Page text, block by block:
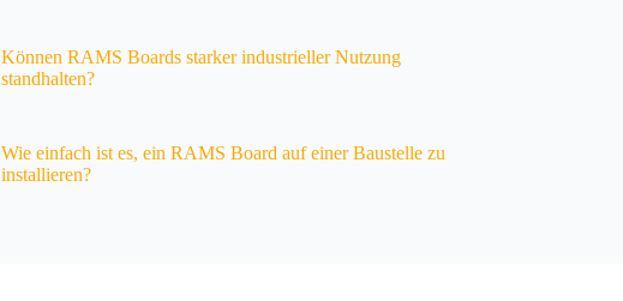
Können RAMS Boards starker industrieller Nutzung
standhalten?
Wie einfach ist es, ein RAMS Board auf einer Baustelle zu
installieren?